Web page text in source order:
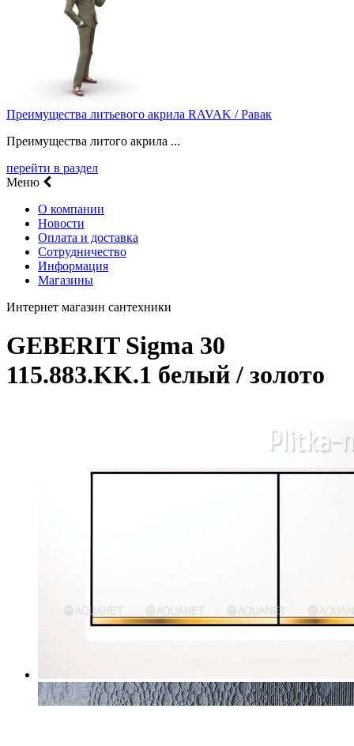
Преимущества литьевого акрила RAVAK / Равак
Преимущества литого акрила ...
перейти в раздел
Меню
О компании
Новости
Оплата и доставка
Сотрудничество
Информация
Магазины
Интернет магазин сантехники
GEBERIT Sigma 30
115.883.KK.1 белый / золото